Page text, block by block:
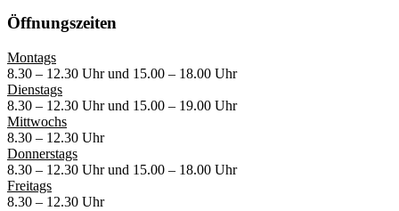
Öffnungszeiten
Montags
8.30 – 12.30 Uhr und 15.00 – 18.00 Uhr
Dienstags
8.30 – 12.30 Uhr und 15.00 – 19.00 Uhr
Mittwochs
8.30 – 12.30 Uhr
Donnerstags
8.30 – 12.30 Uhr und 15.00 – 18.00 Uhr
Freitags
8.30 – 12.30 Uhr